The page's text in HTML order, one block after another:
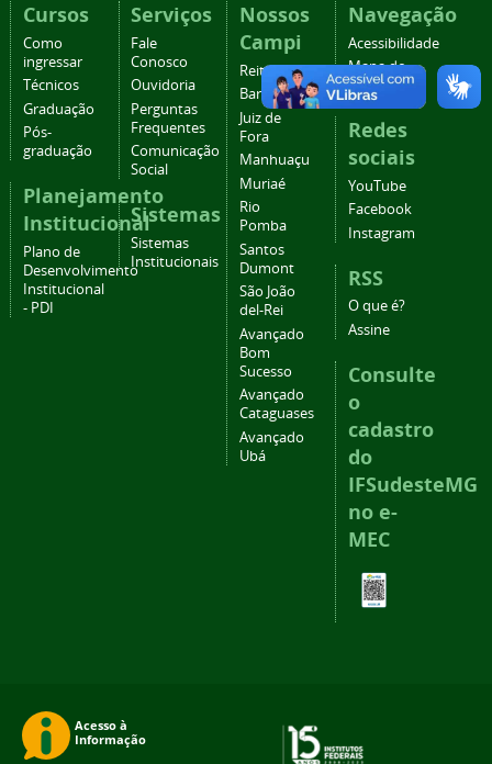
Cursos
Como
ingressar
Técnicos
Graduação
Pós-
graduação
Planejamento
Institucional
Plano de
Desenvolvimento
Institucional
- PDI
Serviços
Fale
Conosco
Ouvidoria
Perguntas
Frequentes
Comunicação
Social
Sistemas
Sistemas
Institucionais
Nossos
Campi
Reitoria
Barbacena
Juiz de
Fora
Manhuaçu
Muriaé
Rio
Pomba
Santos
Dumont
São João
del-Rei
Avançado
Bom
Sucesso
Avançado
Cataguases
Avançado
Ubá
Navegação
Acessibilidade
Mapa do
site
Redes
sociais
YouTube
Facebook
Instagram
RSS
O que é?
Assine
Consulte
o
cadastro
do
IFSudesteMG
no e-
MEC